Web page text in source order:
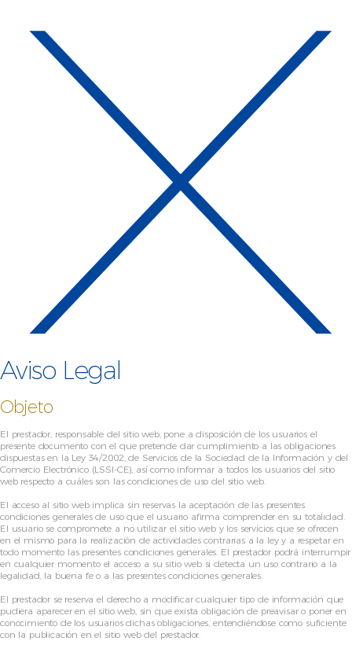
Aviso Legal
Objeto
El prestador, responsable del sitio web, pone a disposición de los usuarios el
presente documento con el que pretende dar cumplimiento a las obligaciones
dispuestas en la Ley 34/2002, de Servicios de la Sociedad de la Información y del
Comercio Electrónico (LSSI-CE), así como informar a todos los usuarios del sitio
web respecto a cuáles son las condiciones de uso del sitio web.
El acceso al sitio web implica sin reservas la aceptación de las presentes
condiciones generales de uso que el usuario afirma comprender en su totalidad.
El usuario se compromete a no utilizar el sitio web y los servicios que se ofrecen
en el mismo para la realización de actividades contrarias a la ley y a respetar en
todo momento las presentes condiciones generales. El prestador podrá interrumpir
en cualquier momento el acceso a su sitio web si detecta un uso contrario a la
legalidad, la buena fe o a las presentes condiciones generales.
El prestador se reserva el derecho a modificar cualquier tipo de información que
pudiera aparecer en el sitio web, sin que exista obligación de preavisar o poner en
conocimiento de los usuarios dichas obligaciones, entendiéndose como suficiente
con la publicación en el sitio web del prestador.